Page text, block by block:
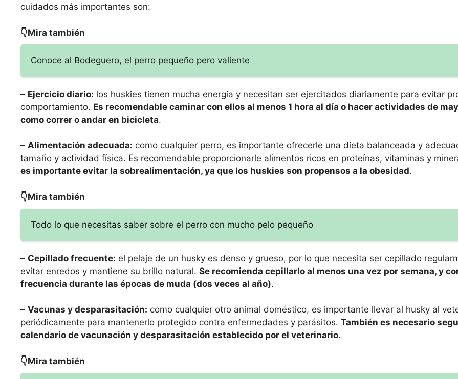
cuidados más importantes son:
👇Mira también
Conoce al Bodeguero, el perro pequeño pero valiente
– Ejercicio diario: los huskies tienen mucha energía y necesitan ser ejercitados diariamente para evitar
comportamiento. Es recomendable caminar con ellos al menos 1 hora al día o hacer actividades de
como correr o andar en bicicleta.
– Alimentación adecuada: como cualquier perro, es importante ofrecerle una dieta balanceada y
tamaño y actividad física. Es recomendable proporcionarle alimentos ricos en proteínas, vitaminas y
es importante evitar la sobrealimentación, ya que los huskies son propensos a la obesidad.
👇Mira también
Todo lo que necesitas saber sobre el perro con mucho pelo pequeño
– Cepillado frecuente: el pelaje de un husky es denso y grueso, por lo que necesita ser cepillado
evitar enredos y mantiene su brillo natural. Se recomienda cepillarlo al menos una vez por semana, y
frecuencia durante las épocas de muda (dos veces al año).
– Vacunas y desparasitación: como cualquier otro animal doméstico, es importante llevar al husky al
periódicamente para mantenerlo protegido contra enfermedades y parásitos. También es necesario
calendario de vacunación y desparasitación establecido por el veterinario.
👇Mira también